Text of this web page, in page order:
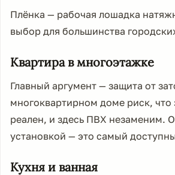
Плёнка — рабочая лошадка
выбор для большинства
Квартира в многоэтажке
Главный аргумент — защита от
многоквартирном доме риск, что
реален, и здесь ПВХ незаменим.
установкой — это самый
Кухня и ванная